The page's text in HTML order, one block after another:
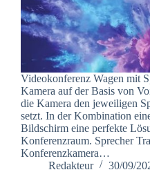
Videokonferenz Wagen mit
Kamera auf der Basis von
die Kamera den jeweiligen
setzt. In der Kombination
Bildschirm eine perfekte
Konferenzraum. Sprecher
Konferenzkamera…
Redakteur
30/09/